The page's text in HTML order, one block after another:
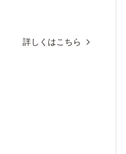
詳しくはこちら